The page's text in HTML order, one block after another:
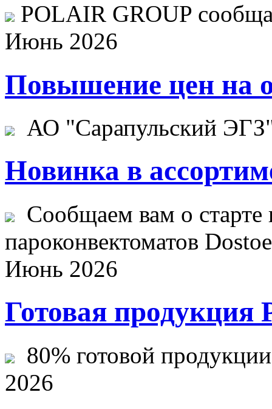
POLAIR GROUP
Июнь 2026
Повышение цен на
АО "Сарапульский
Новинка в
Сообщаем вам о старте
пароконвектоматов
Июнь 2026
Готовая продукция
80% готовой
2026